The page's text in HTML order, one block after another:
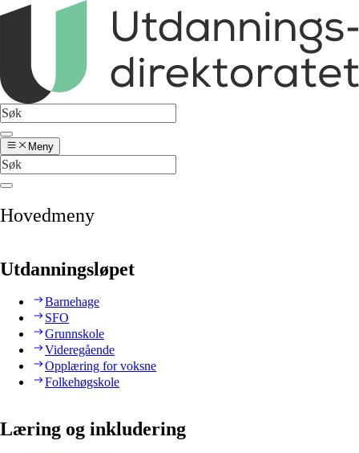
Meny
Hovedmeny
Utdanningsløpet
Barnehage
SFO
Grunnskole
Videregående
Opplæring for voksne
Folkehøgskole
Læring og inkludering